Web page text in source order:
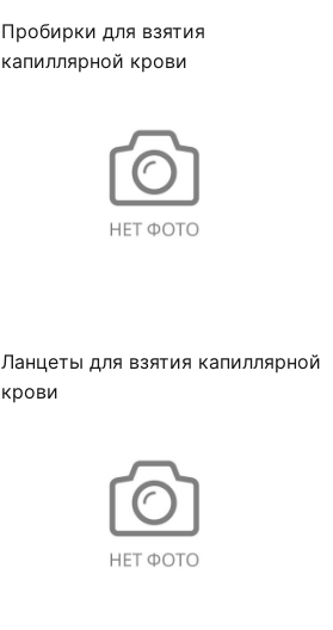
Пробирки для взятия
капиллярной крови
Ланцеты для взятия капиллярной
крови